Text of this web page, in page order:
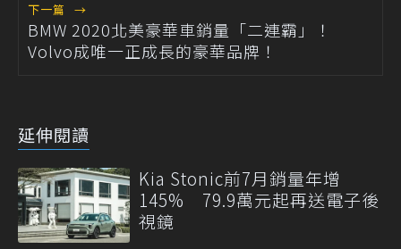
下一篇 →
BMW 2020北美豪華車銷量「二連霸」！
Volvo成唯一正成長的豪華品牌！
延伸閱讀
Kia Stonic前7月銷量年增
145% 79.9萬元起再送電子後
視鏡